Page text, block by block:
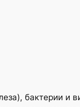
бактерии и